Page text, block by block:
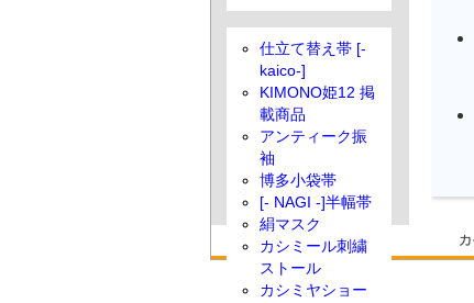
仕立て替え帯 [-
kaico-]
KIMONO姫12 掲
載商品
アンティーク振
袖
博多小袋帯
[- NAGI -]半幅帯
絹マスク
カシミール刺繍
ストール
カシミヤショー